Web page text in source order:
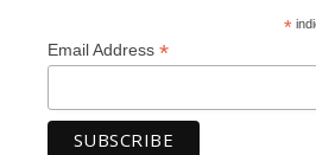
*
Email Address *